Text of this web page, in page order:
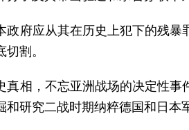
政府应从其在历史上犯下的残
割。
真相，不忘亚洲战场的决定性
和研究二战时期纳粹德国和日